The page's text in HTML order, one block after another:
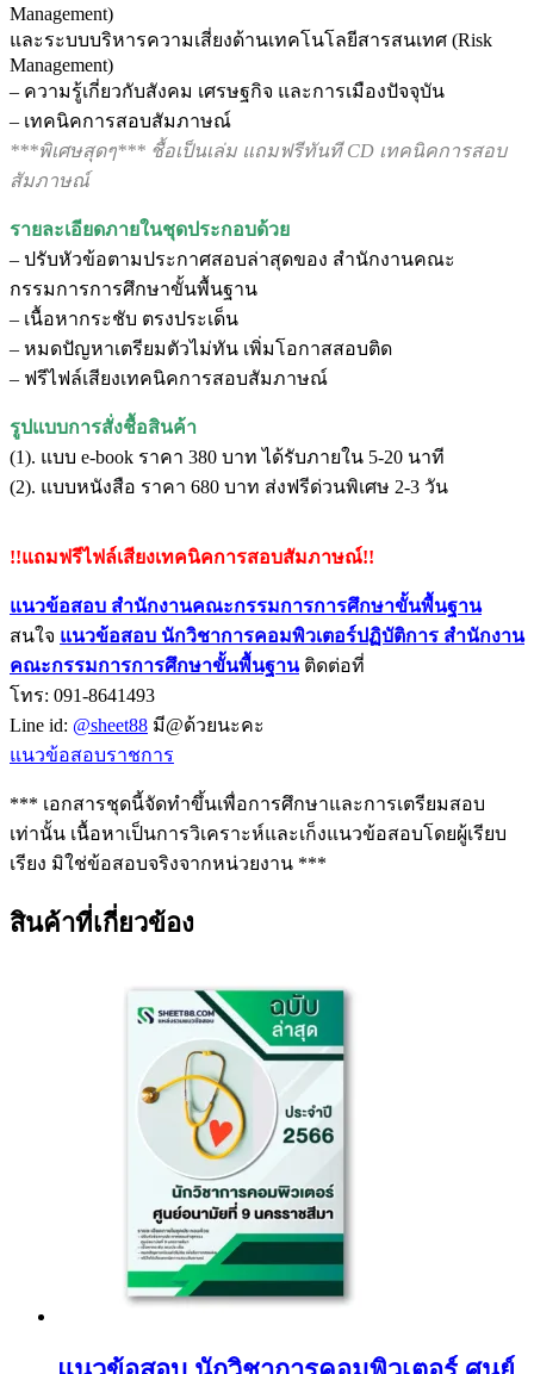
Management)
และระบบบริหารความเสี่ยงด้านเทคโนโลยีสารสนเทศ (Risk
Management)
– ความรู้เกี่ยวกับสังคม เศรษฐกิจ และการเมืองปัจจุบัน
– เทคนิคการสอบสัมภาษณ์
***พิเศษสุดๆ*** ชื้อเป็นเล่ม แถมฟรีทันที CD เทคนิคการสอบ
สัมภาษณ์
รายละเอียดภายในชุดประกอบด้วย
– ปรับหัวข้อตามประกาศสอบล่าสุดของ สำนักงานคณะ
กรรมการการศึกษาขั้นพื้นฐาน
– เนื้อหากระชับ ตรงประเด็น
– หมดปัญหาเตรียมตัวไม่ทัน เพิ่มโอกาสสอบติด
– ฟรีไฟล์เสียงเทคนิคการสอบสัมภาษณ์
รูปแบบการสั่งชื้อสินค้า
(1). แบบ e-book ราคา 380 บาท ได้รับภายใน 5-20 นาที
(2). แบบหนังสือ ราคา 680 บาท ส่งฟรีด่วนพิเศษ 2-3 วัน
!!แถมฟรีไฟล์เสียงเทคนิคการสอบสัมภาษณ์!!
แนวข้อสอบ สำนักงานคณะกรรมการการศึกษาขั้นพื้นฐาน
สนใจ แนวข้อสอบ นักวิชาการคอมพิวเตอร์ปฏิบัติการ สำนักงาน
คณะกรรมการการศึกษาขั้นพื้นฐานติดต่อที่
โทร: 091-8641493
Line id: @sheet88 มี@ด้วยนะคะ
แนวข้อสอบราชการ
*** เอกสารชุดนี้จัดทำขึ้นเพื่อการศึกษาและการเตรียมสอบ
เท่านั้น เนื้อหาเป็นการวิเคราะห์และเก็งแนวข้อสอบโดยผู้เรียบ
เรียง มิใช่ข้อสอบจริงจากหน่วยงาน ***
สินค้าที่เกี่ยวข้อง